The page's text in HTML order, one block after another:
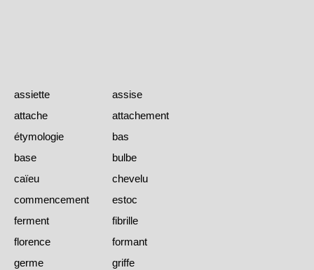
assiette
assise
attache
attachement
étymologie
bas
base
bulbe
caïeu
chevelu
commencement
estoc
ferment
fibrille
florence
formant
germe
griffe